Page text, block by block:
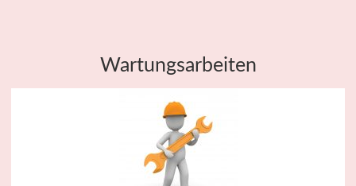
Wartungsarbeiten